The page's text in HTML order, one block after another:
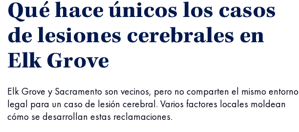
Qué hace únicos los casos
de lesiones cerebrales en
Elk Grove
Elk Grove y Sacramento son vecinos, pero no comparten el mismo entorno
legal para un caso de lesión cerebral. Varios factores locales moldean
cómo se desarrollan estas reclamaciones.